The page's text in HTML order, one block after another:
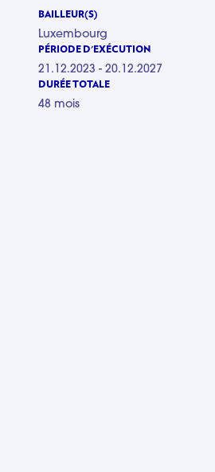
BAILLEUR(S)
Luxembourg
PÉRIODE D'EXÉCUTION
21.12.2023 - 20.12.2027
DURÉE TOTALE
48 mois